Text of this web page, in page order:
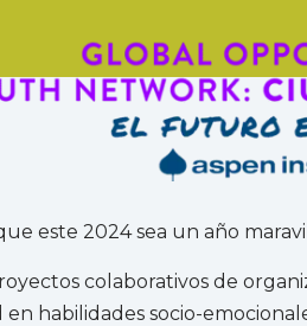
este 2024 sea un año
colaborativos de
habilidades socio-